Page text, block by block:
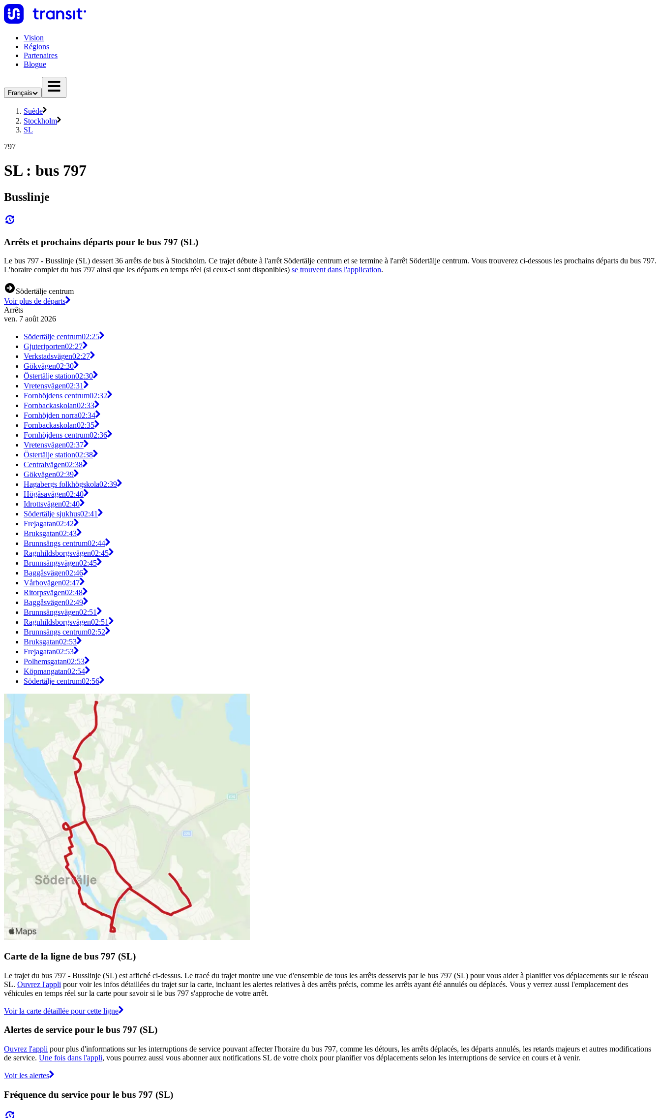
Vision
Régions
Partenaires
Blogue
Français
Suède
Stockholm
SL
797
SL : bus 797
Busslinje
Arrêts et prochains départs pour le bus 797 (SL)
Le bus 797 - Busslinje (SL) dessert 36 arrêts de bus à Stockholm. Ce trajet débute à l'arrêt Södertälje centrum et se termine à l'arrêt Södertälje centrum. Vous trouverez ci-dessous les prochains départs du bus 797.
L'horaire complet du bus 797 ainsi que les départs en temps réel (si ceux-ci sont disponibles) se trouvent dans l'application.
Södertälje centrum
Voir plus de départs
Arrêts
ven. 7 août 2026
Södertälje centrum02:25
Gjuteriporten02:27
Verkstadsvägen02:27
Gökvägen02:30
Östertälje station02:30
Vretensvägen02:31
Fornhöjdens centrum02:32
Fornbackaskolan02:33
Fornhöjden norra02:34
Fornbackaskolan02:35
Fornhöjdens centrum02:36
Vretensvägen02:37
Östertälje station02:38
Centralvägen02:38
Gökvägen02:39
Hagabergs folkhögskola02:39
Högåsavägen02:40
Idrottsvägen02:40
Södertälje sjukhus02:41
Frejagatan02:42
Bruksgatan02:43
Brunnsängs centrum02:44
Ragnhildsborgsvägen02:45
Brunnsängsvägen02:45
Baggåsvägen02:46
Vårbovägen02:47
Ritorpsvägen02:48
Baggåsvägen02:49
Brunnsängsvägen02:51
Ragnhildsborgsvägen02:51
Brunnsängs centrum02:52
Bruksgatan02:53
Frejagatan02:53
Polhemsgatan02:53
Köpmangatan02:54
Södertälje centrum02:56
Carte de la ligne de bus 797 (SL)
Le trajet du bus 797 - Busslinje (SL) est affiché ci-dessus. Le tracé du trajet montre une vue d'ensemble de tous les arrêts desservis par le bus 797 (SL) pour vous aider à planifier vos déplacements sur le réseau
SL. Ouvrez l'appli pour voir les infos détaillées du trajet sur la carte, incluant les alertes relatives à des arrêts précis, comme les arrêts ayant été annulés ou déplacés. Vous y verrez aussi l'emplacement des
véhicules en temps réel sur la carte pour savoir si le bus 797 s'approche de votre arrêt.
Voir la carte détaillée pour cette ligne
Alertes de service pour le bus 797 (SL)
Ouvrez l'appli pour plus d'informations sur les interruptions de service pouvant affecter l'horaire du bus 797, comme les détours, les arrêts déplacés, les départs annulés, les retards majeurs et autres modifications
de service. Une fois dans l'appli, vous pourrez aussi vous abonner aux notifications SL de votre choix pour planifier vos déplacements selon les interruptions de service en cours et à venir.
Voir les alertes
Fréquence du service pour le bus 797 (SL)